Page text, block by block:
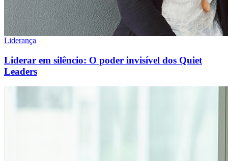
Liderança
Liderar em silêncio: O poder invisível dos Quiet
Leaders